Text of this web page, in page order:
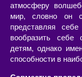
атмосферу
мир, словно он
представляя
вообразить себе
детям, однако
способности в